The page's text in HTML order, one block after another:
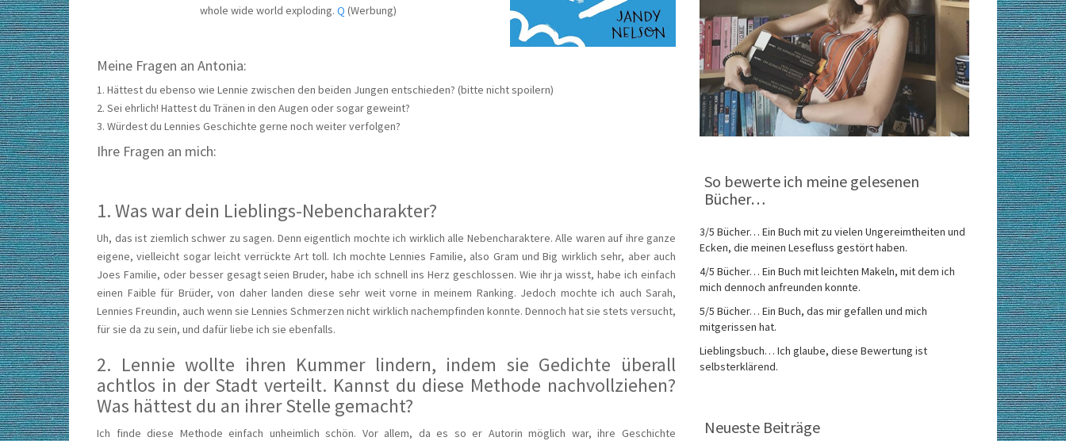
whole wide world exploding. Q (Werbung)
Meine Fragen an Antonia:
1. Hättest du ebenso wie Lennie zwischen den beiden Jungen entschieden? (bitte nicht spoilern)
2. Sei ehrlich! Hattest du Tränen in den Augen oder sogar geweint?
3. Würdest du Lennies Geschichte gerne noch weiter verfolgen?
Ihre Fragen an mich:
1. Was war dein Lieblings-Nebencharakter?
Uh, das ist ziemlich schwer zu sagen. Denn eigentlich mochte ich wirklich alle Nebencharaktere. Alle waren auf ihre ganze
eigene, vielleicht sogar leicht verrückte Art toll. Ich mochte Lennies Familie, also Gram und Big wirklich sehr, aber auch
Joes Familie, oder besser gesagt seien Bruder, habe ich schnell ins Herz geschlossen. Wie ihr ja wisst, habe ich einfach
einen Faible für Brüder, von daher landen diese sehr weit vorne in meinem Ranking. Jedoch mochte ich auch Sarah,
Lennies Freundin, auch wenn sie Lennies Schmerzen nicht wirklich nachempfinden konnte. Dennoch hat sie stets versucht,
für sie da zu sein, und dafür liebe ich sie ebenfalls.
2. Lennie wollte ihren Kummer lindern, indem sie Gedichte überall
achtlos in der Stadt verteilt. Kannst du diese Methode nachvollziehen?
Was hättest du an ihrer Stelle gemacht?
Ich finde diese Methode einfach unheimlich schön. Vor allem, da es so er Autorin möglich war, ihre Geschichte
So bewerte ich meine gelesenen
Bücher…
3/5 Bücher… Ein Buch mit zu vielen Ungereimtheiten und
Ecken, die meinen Lesefluss gestört haben.
4/5 Bücher… Ein Buch mit leichten Makeln, mit dem ich
mich dennoch anfreunden konnte.
5/5 Bücher… Ein Buch, das mir gefallen und mich
mitgerissen hat.
Lieblingsbuch… Ich glaube, diese Bewertung ist
selbsterklärend.
Neueste Beiträge